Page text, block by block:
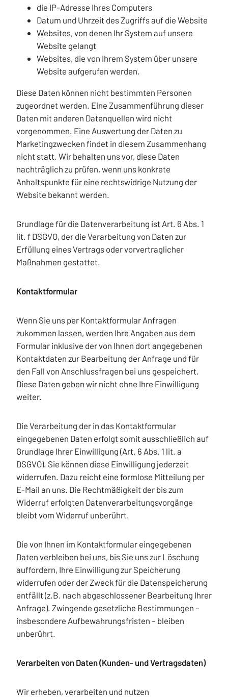
die IP-Adresse Ihres Computers
Datum und Uhrzeit des Zugriffs auf die Website
Websites, von denen Ihr System auf unsere
Website gelangt
Websites, die von Ihrem System über unsere
Website aufgerufen werden.
Diese Daten können nicht bestimmten Personen
zugeordnet werden. Eine Zusammenführung dieser
Daten mit anderen Datenquellen wird nicht
vorgenommen. Eine Auswertung der Daten zu
Marketingzwecken findet in diesem Zusammenhang
nicht statt. Wir behalten uns vor, diese Daten
nachträglich zu prüfen, wenn uns konkrete
Anhaltspunkte für eine rechtswidrige Nutzung der
Website bekannt werden.
Grundlage für die Datenverarbeitung ist Art. 6 Abs. 1
lit. f DSGVO, der die Verarbeitung von Daten zur
Erfüllung eines Vertrags oder vorvertraglicher
Maßnahmen gestattet.
Kontaktformular
Wenn Sie uns per Kontaktformular Anfragen
zukommen lassen, werden Ihre Angaben aus dem
Formular inklusive der von Ihnen dort angegebenen
Kontaktdaten zur Bearbeitung der Anfrage und für
den Fall von Anschlussfragen bei uns gespeichert.
Diese Daten geben wir nicht ohne Ihre Einwilligung
weiter.
Die Verarbeitung der in das Kontaktformular
eingegebenen Daten erfolgt somit ausschließlich auf
Grundlage Ihrer Einwilligung (Art. 6 Abs. 1 lit. a
DSGVO). Sie können diese Einwilligung jederzeit
widerrufen. Dazu reicht eine formlose Mitteilung per
E-Mail an uns. Die Rechtmäßigkeit der bis zum
Widerruf erfolgten Datenverarbeitungsvorgänge
bleibt vom Widerruf unberührt.
Die von Ihnen im Kontaktformular eingegebenen
Daten verbleiben bei uns, bis Sie uns zur Löschung
auffordern, Ihre Einwilligung zur Speicherung
widerrufen oder der Zweck für die Datenspeicherung
entfällt (z.B. nach abgeschlossener Bearbeitung Ihrer
Anfrage). Zwingende gesetzliche Bestimmungen –
insbesondere Aufbewahrungsfristen – bleiben
unberührt.
Verarbeiten von Daten (Kunden- und Vertragsdaten)
Wir erheben, verarbeiten und nutzen